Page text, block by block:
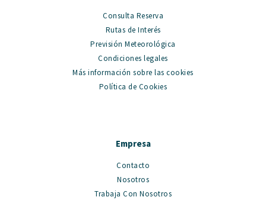
Consulta Reserva
Rutas de Interés
Previsión Meteorológica
Condiciones legales
Más información sobre las cookies
Política de Cookies
Empresa
Contacto
Nosotros
Trabaja Con Nosotros